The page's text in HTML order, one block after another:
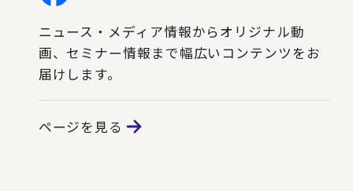
ニュース・メディア情報からオリジナル動
画、セミナー情報まで幅広いコンテンツをお
届けします。
ページを見る